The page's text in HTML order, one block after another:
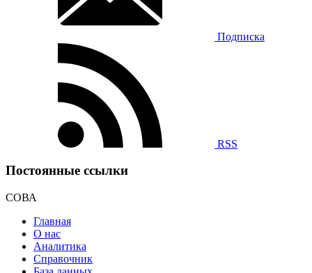
Подписка
RSS
Постоянные ссылки
СОВА
Главная
О нас
Аналитика
Справочник